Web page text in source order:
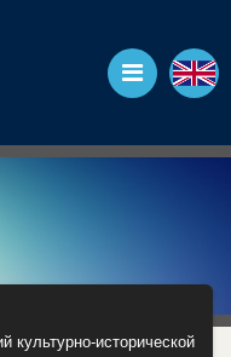
культурно-исторической